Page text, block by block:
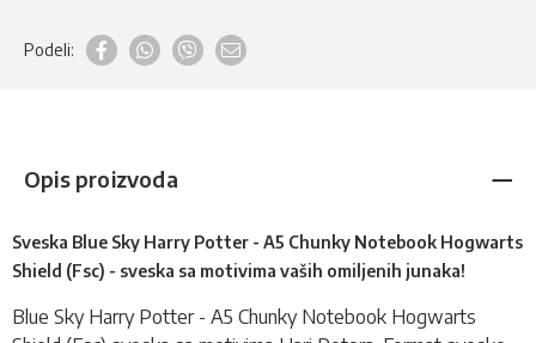
Podeli:
Opis proizvoda
Sveska Blue Sky Harry Potter - A5 Chunky Notebook Hogwarts
Shield (Fsc) - sveska sa motivima vaših omiljenih junaka!
Blue Sky Harry Potter - A5 Chunky Notebook Hogwarts